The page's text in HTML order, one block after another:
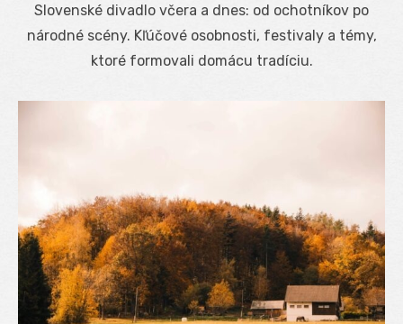
Slovenské divadlo včera a dnes: od ochotníkov po
národné scény. Kľúčové osobnosti, festivaly a témy,
ktoré formovali domácu tradíciu.